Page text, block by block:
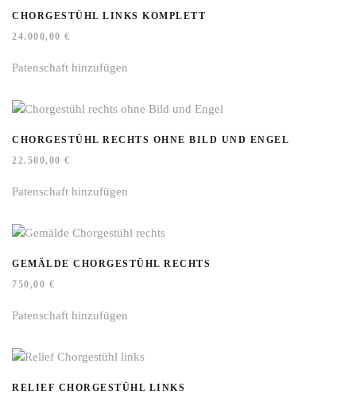
CHORGESTÜHL LINKS KOMPLETT
24.000,00 €
Patenschaft hinzufügen
CHORGESTÜHL RECHTS OHNE BILD UND ENGEL
22.500,00 €
Patenschaft hinzufügen
GEMÄLDE CHORGESTÜHL RECHTS
750,00 €
Patenschaft hinzufügen
RELIEF CHORGESTÜHL LINKS